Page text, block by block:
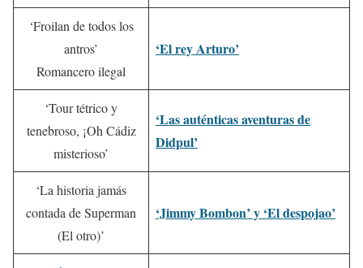
‘Froilan de todos los
antros’
Romancero ilegal
‘El rey Arturo’
‘Tour tétrico y
tenebroso, ¡Oh Cádiz
misterioso’
‘Las auténticas aventuras de
Didpul’
‘La historia jamás
contada de Superman
(El otro)’
‘Jimmy Bombon’ y ‘El despojao’